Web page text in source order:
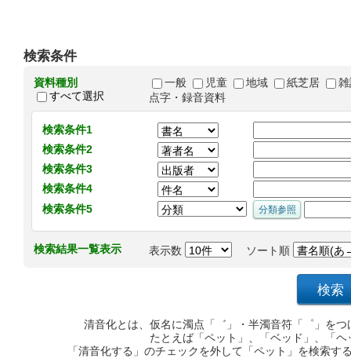
検索条件
資料種別
すべて選択
一般 児童 地域 紙芝居
点字・録音資料
検索条件1
検索条件2
検索条件3
検索条件4
検索条件5
検索結果一覧表示 表示数 ソート順
清音化とは、仮名に濁点「゛」・半濁音符「゜」を
たとえば「ペット」、「ベッド」、「
「清音化する」のチェックを外して「ペット」を検索